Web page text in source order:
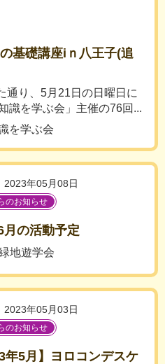
基礎講座iｎ八王子(追
通り、5月21日の日曜日に
識を学ぶ会」主催の76回...
を学ぶ会
2023年05月08日
のお知らせ
月の活動予定
地遊学会
2023年05月03日
のお知らせ
年5月】ヨロコンデスケ